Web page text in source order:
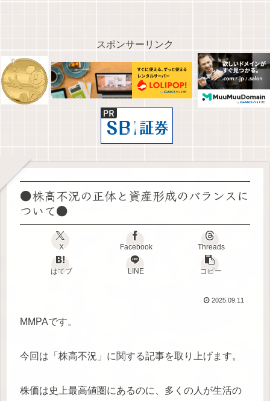
スポンサーリンク
●株高不況の正体と資産形成のバランスに
ついて●
X Facebook Threads
はてブ LINE コピー
2025.09.11
MMPAです。
今回は「株高不況」に関する記事を取り上げます。
株価は史上最高値圏にあるのに、多くの人が生活の